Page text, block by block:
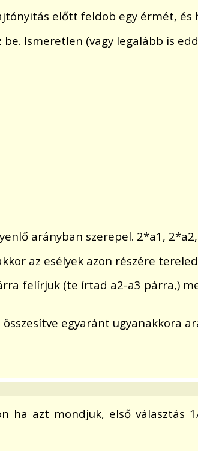
előtt feldob egy érmét,
Ismeretlen (vagy legalább is
arányban szerepel. 2*a1,
az esélyek azon részére
felírjuk (te írtad a2-a3 párra,)
egyaránt ugyanakkora
ha azt mondjuk, első választás